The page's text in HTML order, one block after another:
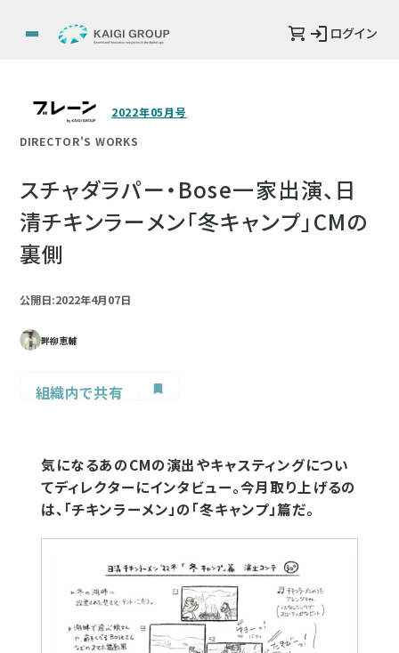
ログイン
2022年05月号
DIRECTOR'S WORKS
スチャダラパー・Bose一家出演、日
清チキンラーメン「冬キャンプ」CMの
裏側
公開日:2022年4月07日
畔柳恵輔
組織内で共有
気になるあのCMの演出やキャスティングについ
てディレクターにインタビュー。今月取り上げるの
は、「チキンラーメン」の「冬キャンプ」篇だ。